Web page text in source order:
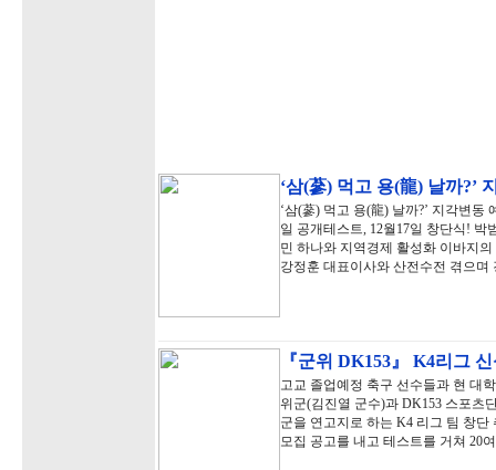
‘삼(蔘) 먹고 용(龍) 날까
‘삼(蔘) 먹고 용(龍) 날까?’ 지각변
일 공개테스트, 12월17일 창단식! 박
민 하나와 지역경제 활성화 이바지
강정훈 대표이사와 산전수전 겪으
『군위 DK153』 K4리그
고교 졸업예정 축구 선수들과 현 대
위군(김진열 군수)과 DK153 스포츠
군을 연고지로 하는 K4 리그 팀 창단
모집 공고를 내고 테스트를 거쳐 20